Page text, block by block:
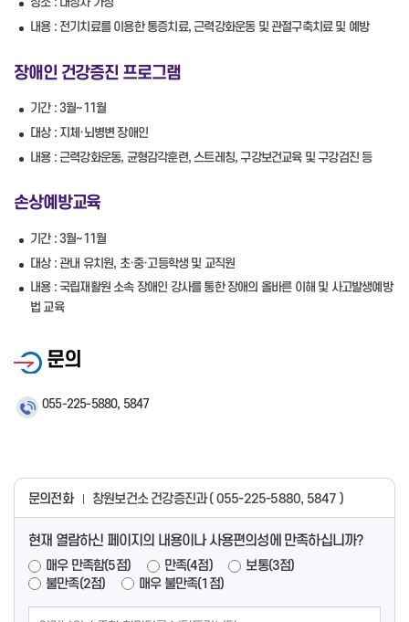
내용 : 전기치료를 이용한 통증치료, 근력강화운동 및 관절구축치료 및 예방
장애인 건강증진 프로그램
기간 : 3월~11월
대상 : 지체·뇌병변 장애인
내용 : 근력강화운동, 균형감각훈련, 스트레칭, 구강보건교육 및 구강검진 등
손상예방교육
기간 : 3월~11월
대상 : 관내 유치원, 초·중·고등학생 및 교직원
내용 : 국립재활원 소속 장애인 강사를 통한 장애의 올바른 이해 및 사고발생예방
법 교육
문의
055-225-5880, 5847
문의전화 창원보건소 건강증진과 ( 055-225-5880, 5847 )
현재 열람하신 페이지의 내용이나 사용편의성에 만족하십니까?
매우 만족함(5점) 만족(4점)
보통(3점)
불만족(2점)
매우 불만족(1점)